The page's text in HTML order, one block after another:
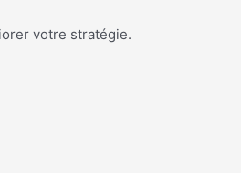
votre stratégie.